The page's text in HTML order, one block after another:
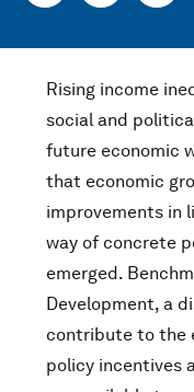
Rising income
social and
future economic
that economic
improvements in
way of concrete
emerged.
Development, a
contribute to the
policy incentives